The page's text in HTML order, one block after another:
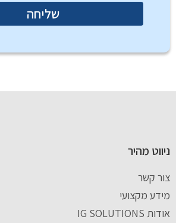
שליחה
ניווט מהיר
צור קשר
מידע מקצועי
אודות IG SOLUTIONS